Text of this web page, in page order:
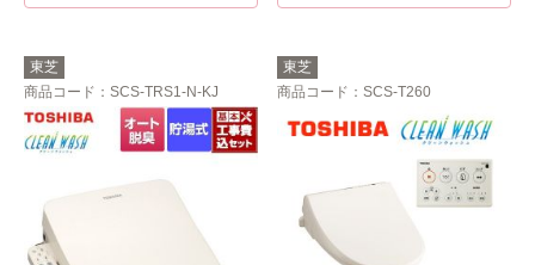
東芝
商品コード ：SCS-TRS1-N-KJ
東芝
商品コード ：SCS-T260